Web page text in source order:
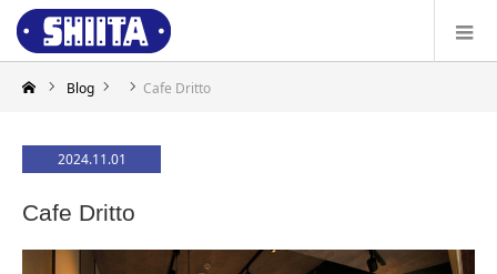
Blog Cafe Dritto
2024.11.01
Cafe Dritto